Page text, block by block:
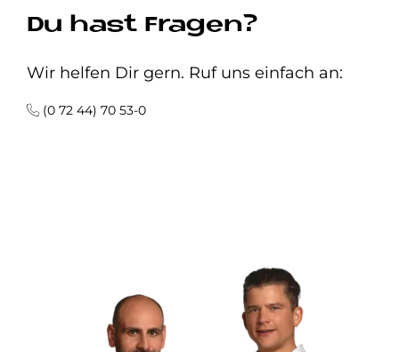
Du hast Fragen?
Wir helfen Dir gern. Ruf uns einfach an:
(0 72 44) 70 53-0